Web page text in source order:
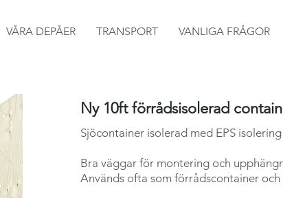
VÅRA DEPÅER TRANSPORT VANLIGA FRÅGOR
Ny 10ft förrådsisolerad
Sjöcontainer isolerad med EPS
Bra väggar för montering och
Används ofta som förrådscontainer